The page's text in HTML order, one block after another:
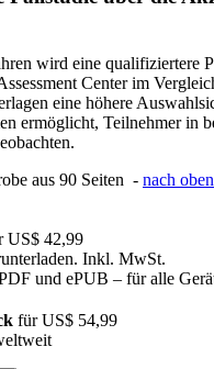
wird eine qualifiziertere
Center im
eine höhere
ermöglicht, Teilnehmer in
aus 90 Seiten - nach oben
US$ 42,99
Inkl. MwSt.
und ePUB – für alle
fürUS$ 54,99